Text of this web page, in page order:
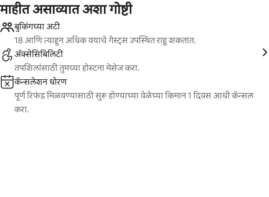
माहीत असाव्यात अशा गोष्टी
बुकिंगच्या अटी
18 आणि त्याहून अधिक वयाचे गेस्ट्स उपस्थित राहू शकतात.
ॲक्सेसिबिलिटी
तपशिलांसाठी तुमच्या होस्टना मेसेज करा.
कॅन्सलेशन धोरण
पूर्ण रिफंड मिळवण्यासाठी सुरू होण्याच्या वेळेच्या किमान 1 दिवस आधी कॅन्सल
करा.